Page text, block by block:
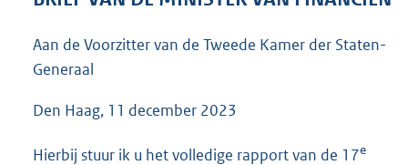
6
Aan de Voorzitter van de Tweede Kamer der Staten-
Generaal
Den Haag, 11 december 2023
Hierbij stuur ik u het volledige rapport van de 17e